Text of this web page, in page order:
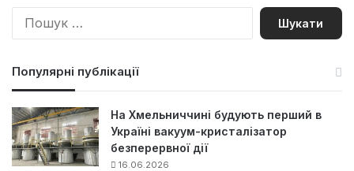
П
Популярні публікації
На Хмельниччині будують перший в
Україні вакуум-кристалізатор
безперервної дії
16.06.2026